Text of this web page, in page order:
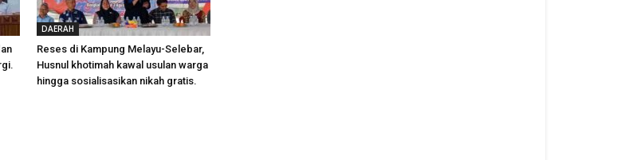
DAERAH
Reses di Kampung Melayu-Selebar,
Husnul khotimah kawal usulan warga
hingga sosialisasikan nikah gratis.